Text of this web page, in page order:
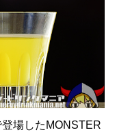
場したMONSTER